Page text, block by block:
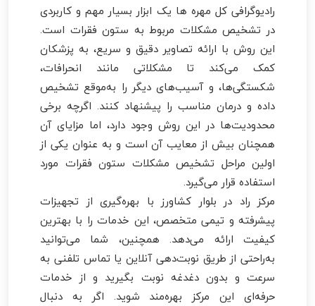
رادیوگرافی کل مهره ها یک ابزار بسیار مهم و کاربردی
در تشخیص مشکلات مربوط به ستون فقرات است.
این روش با ارائه تصاویر دقیق و سریع، به پزشکان
کمک می‌کند تا مشکلاتی مانند انحرافات،
شکستگی‌ها، و آسیب‌های دیگر را به‌موقع تشخیص
داده و درمان مناسب را پیشنهاد کنند. اگرچه برخی
محدودیت‌ها در این روش وجود دارد، اما مزایای آن
همچنان بیش از معایب آن است و به عنوان یکی از
اولین مراحل تشخیص مشکلات ستون فقرات مورد
استفاده قرار می‌گیرد.
مرکز راد در بلوار کشاورز با بهره‌گیری از تجهیزات
پیشرفته و تیمی متخصص، این خدمات را با بهترین
کیفیت ارائه می‌دهد. همچنین، شما می‌توانید
به‌راحتی از طریق نوبت‌دهی آنلاین یا تماس تلفنی به
سرعت و بدون دغدغه نوبت بگیرید و از خدمات
حرفه‌ای این مرکز بهره‌مند شوید. اگر به دنبال